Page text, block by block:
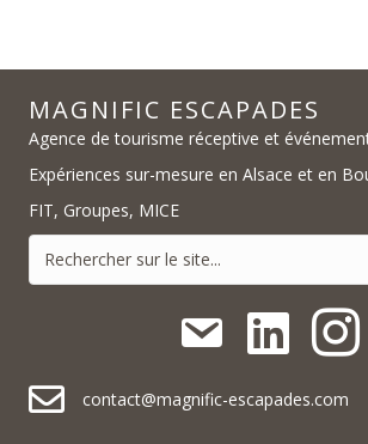
MAGNIFIC ESCAPADES
Agence de tourisme réceptive et
Expériences sur-mesure en Alsace et en
FIT, Groupes, MICE
contact@magnific-escapades.com
contact@magnific-escapades.com